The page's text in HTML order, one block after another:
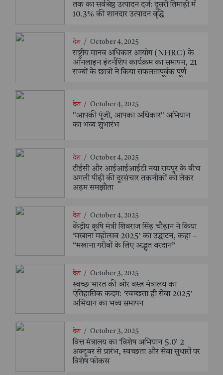
तक का सर्वश्रेष्ठ उत्पादन दर्ज: दूसरी तिमाही में
10.3% की शानदार उत्पादन वृद्धि
देश / October 4, 2025
राष्ट्रीय मानव अधिकार आयोग (NHRC) के
ऑनलाइन इंटर्नशिप कार्यक्रम का समापन, 21
राज्यों के छात्रों ने किया सफलतापूर्वक पूर्ण
देश / October 4, 2025
"आपकी पूंजी, आपका अधिकार" अभियान
का भव्य शुभारंभ
देश / October 4, 2025
टीईसी और आईआईआईटी नया रायपुर के बीच
अगली पीढ़ी की दूरसंचार तकनीकों को लेकर
अहम समझौता
देश / October 4, 2025
केंद्रीय कृषि मंत्री शिवराज सिंह चौहान ने किया
‘मखाना महोत्सव 2025’ का उद्घाटन, कहा –
“मखाना गरीबों के लिए अद्भुत वरदान”
देश / October 3, 2025
स्वच्छ भारत की ओर वस्त्र मंत्रालय का
ऐतिहासिक कदम: ‘स्वच्छता ही सेवा 2025’
अभियान का भव्य समापन
देश / October 3, 2025
वित्त मंत्रालय का ‘विशेष अभियान 5.0’ 2
अक्टूबर से प्रारंभ, स्वच्छता और सेवा सुधारों पर
विशेष फोकस